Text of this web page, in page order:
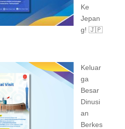
Ke
Jepan
g! 🇯🇵
Keluar
ga
Besar
Dinusi
an
Berkes